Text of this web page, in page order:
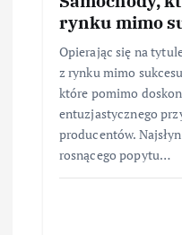
rynku mimo
Opierając się na
z rynku mimo
które pomimo
entuzjastycznego
producentów.
rosnącego popytu…